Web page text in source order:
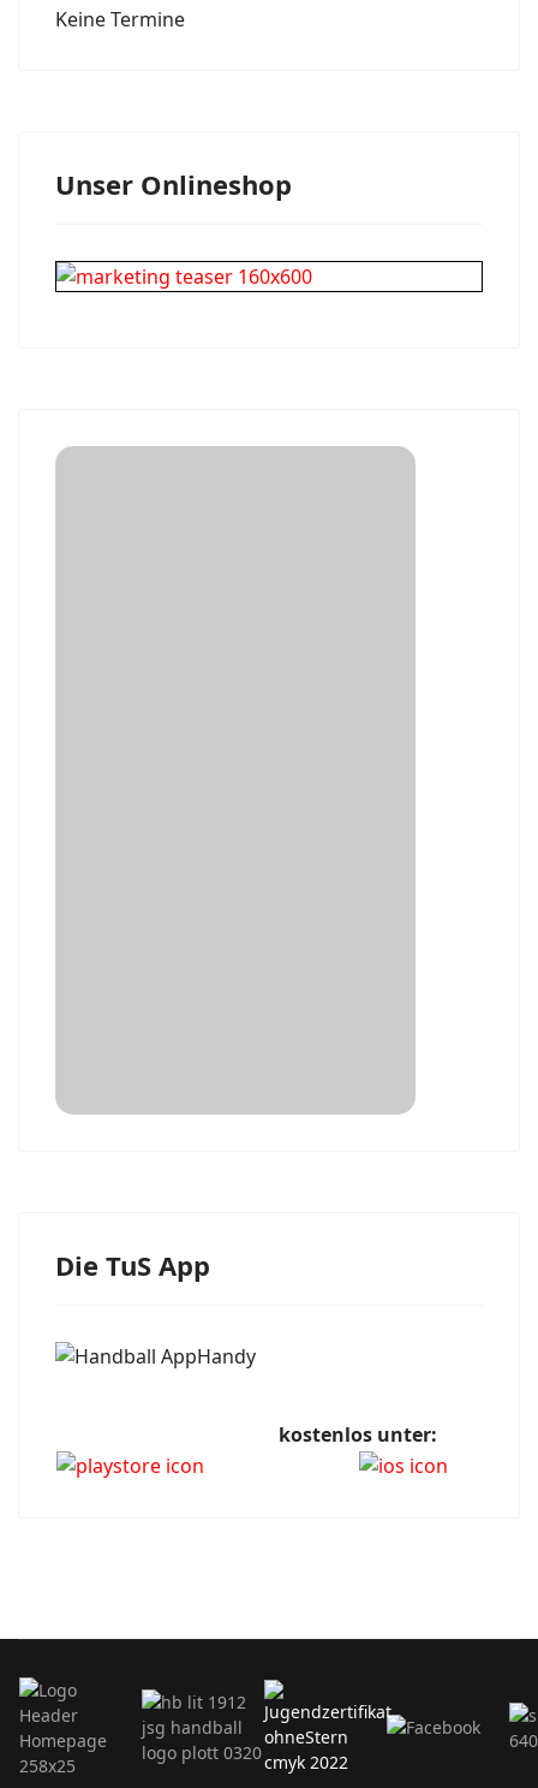
Keine Termine
Unser Onlineshop
Die TuS App
kostenlos unter: